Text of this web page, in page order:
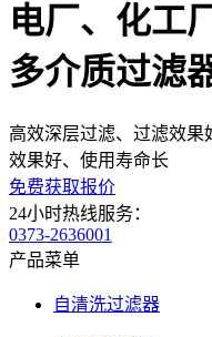
电厂、化工
多介质过滤
高效深层过滤、过滤效
效果好、使用寿命长
免费获取报价
24小时热线服务：
0373-2636001
产品菜单
自清洗过滤器